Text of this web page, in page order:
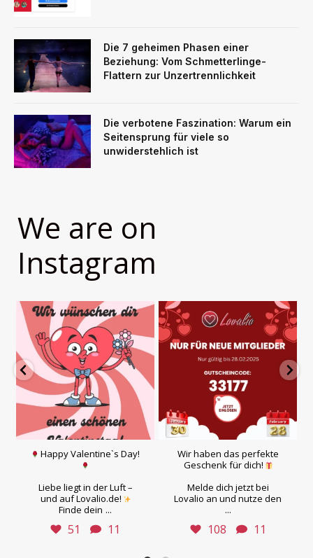
Die 7 geheimen Phasen einer
Beziehung: Vom Schmetterlinge-
Flattern zur Unzertrennlichkeit
Die verbotene Faszination: Warum ein
Seitensprung für viele so
unwiderstehlich ist
We are on
Instagram
Happy Valentine`s Day!
Liebe liegt in der Luft –
und auf Lovalio.de!
Finde dein ...
51 11
Wir haben das perfekte
Geschenk für dich!
Melde dich jetzt bei
Lovalio an und nutze den
...
108 11